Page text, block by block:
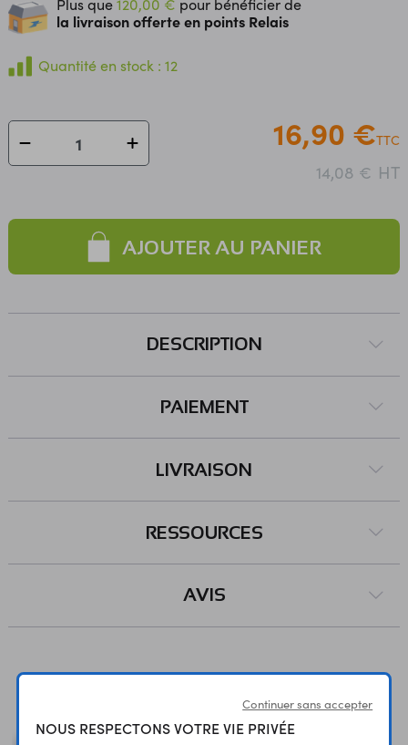
Plus que120,00 € pour bénéficier de
la livraison offerte en points Relais
Quantité en stock : 12
16,90 €TTC
14,08 € HT
AJOUTER AU PANIER
DESCRIPTION
PAIEMENT
LIVRAISON
RESSOURCES
AVIS
Vous avez déja consulté
Continuer sans accepter
NOUS RESPECTONS VOTRE VIE PRIVÉE